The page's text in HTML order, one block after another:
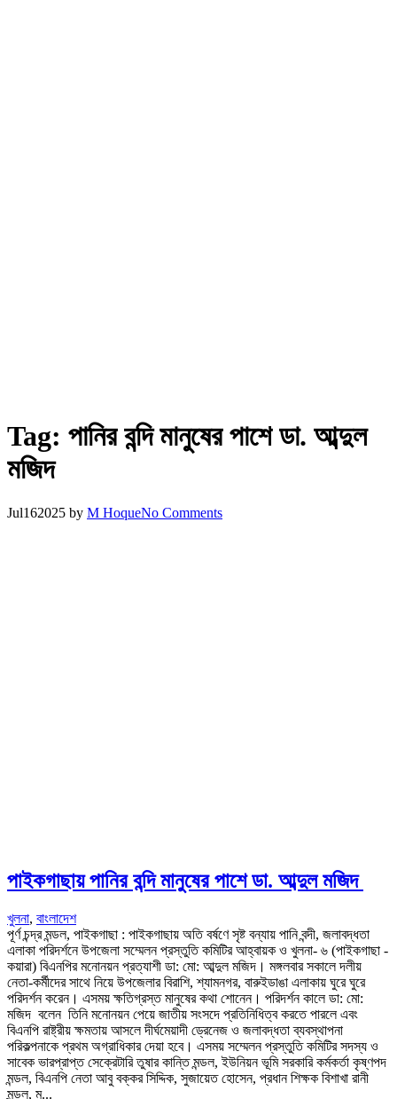
Tag: পানির বন্দি মানুষের পাশে ডা. আব্দুল
মজিদ
Jul162025 by M HoqueNo Comments
পাইকগাছায় পানির বন্দি মানুষের পাশে ডা. আব্দুল মজিদ
খুলনা, বাংলাদেশ
পূর্ণ চন্দ্র মন্ডল, পাইকগাছা : পাইকগাছায় অতি বর্ষণে সৃষ্ট বন্যায় পানি বন্দী, জলাবদ্ধতা
এলাকা পরিদর্শনে উপজেলা সম্মেলন প্রস্তুতি কমিটির আহ্বায়ক ও খুলনা- ৬ (পাইকগাছা -
কয়ারা) বিএনপির মনোনয়ন প্রত্যাশী ডা: মো: আব্দুল মজিদ। মঙ্গলবার সকালে দলীয়
নেতা-কর্মীদের সাথে নিয়ে উপজেলার বিরাশি, শ্যামনগর, বারুইডাঙা এলাকায় ঘুরে ঘুরে
পরিদর্শন করেন। এসময় ক্ষতিগ্রস্ত মানুষের কথা শোনেন। পরিদর্শন কালে ডা: মো:
মজিদ বলেন তিনি মনোনয়ন পেয়ে জাতীয় সংসদে প্রতিনিধিত্ব করতে পারলে এবং
বিএনপি রাষ্ট্রীয় ক্ষমতায় আসলে দীর্ঘমেয়াদী ড্রেনেজ ও জলাবদ্ধতা ব্যবস্থাপনা
পরিকল্পনাকে প্রথম অগ্রাধিকার দেয়া হবে। এসময় সম্মেলন প্রস্তুতি কমিটির সদস্য ও
সাবেক ভারপ্রাপ্ত সেক্রেটারি তুষার কান্তি মন্ডল, ইউনিয়ন ভূমি সরকারি কর্মকর্তা কৃষ্ণপদ
মন্ডল, বিএনপি নেতা আবু বক্কর সিদ্দিক, সুজায়েত হোসেন, প্রধান শিক্ষক বিশাখা রানী
মন্ডল, ম...